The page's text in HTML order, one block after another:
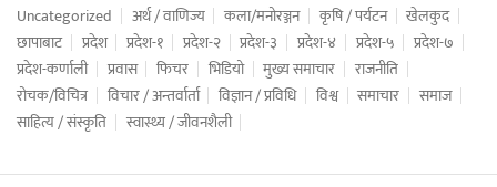
Uncategorized अर्थ / वाणिज्य कला/मनोरञ्जन कृषि / पर्यटन
खेलकुद
छापाबाट
प्रदेश प्रदेश-१ प्रदेश-२ प्रदेश-३ प्रदेश-४ प्रदेश-५
प्रदेश-७
प्रदेश-कर्णाली
प्रवास फिचर भिडियो मुख्य समाचार
राजनीति
रोचक/विचित्र
विचार / अन्तर्वार्ता विज्ञान / प्रविधि विश्व समाचार
समाज
साहित्य / संस्कृति
स्वास्थ्य / जीवनशैली